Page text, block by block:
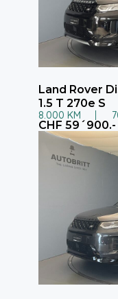
Land Rover
1.5 T 270e S
8.000 KM
CHF 59´900.-